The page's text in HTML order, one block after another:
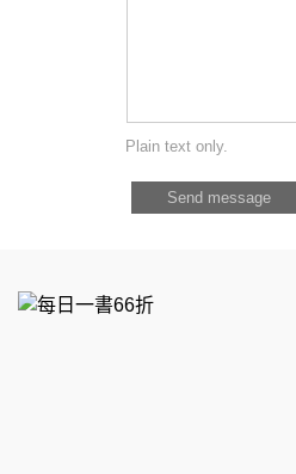
Plain text only.